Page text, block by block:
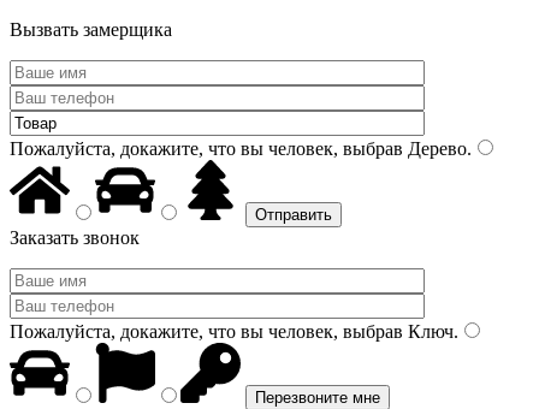
Вызвать замерщика
Пожалуйста, докажите, что вы человек, выбрав Дерево.
Заказать звонок
Пожалуйста, докажите, что вы человек, выбрав Ключ.